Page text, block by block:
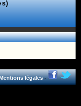
légales-